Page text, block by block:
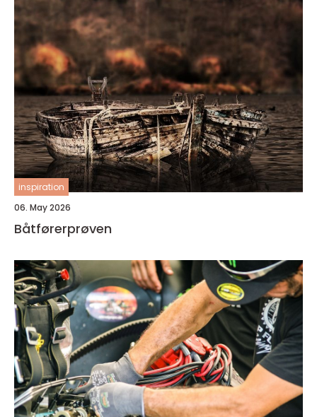
inspiration
06. May 2026
Båtførerprøven